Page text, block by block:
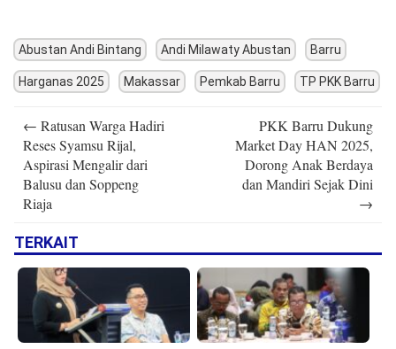
Abustan Andi Bintang Andi Milawaty Abustan Barru
Harganas 2025 Makassar Pemkab Barru TP PKK Barru
navigation
← Ratusan Warga Hadiri
Reses Syamsu Rijal,
Aspirasi Mengalir dari
Balusu dan Soppeng
Riaja
PKK Barru Dukung
Market Day HAN 2025,
Dorong Anak Berdaya
dan Mandiri Sejak Dini
→
TERKAIT